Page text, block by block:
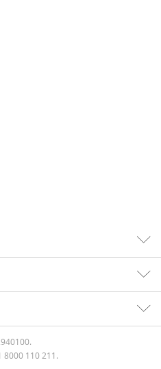
8000 110 211.